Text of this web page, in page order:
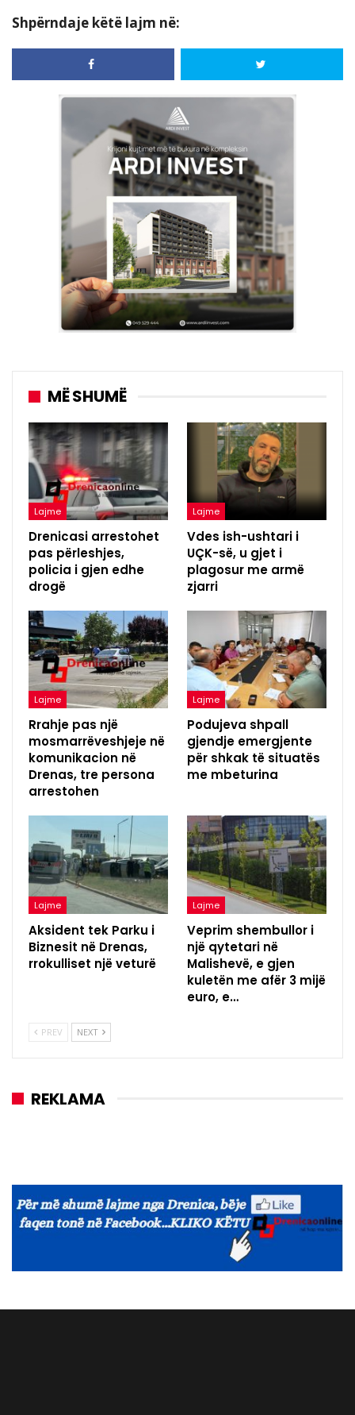
Shpërndaje këtë lajm në:
MË SHUMË
Lajme
Drenicasi arrestohet
pas përleshjes,
policia i gjen edhe
drogë
Lajme
Vdes ish-ushtari i
UÇK-së, u gjet i
plagosur me armë
zjarri
Lajme
Rrahje pas një
mosmarrëveshjeje në
komunikacion në
Drenas, tre persona
arrestohen
Lajme
Podujeva shpall
gjendje emergjente
për shkak të situatës
me mbeturina
Lajme
Aksident tek Parku i
Biznesit në Drenas,
rrokulliset një veturë
Lajme
Veprim shembullor i
një qytetari në
Malishevë, e gjen
kuletën me afër 3 mijë
euro, e…
PREV NEXT
REKLAMA